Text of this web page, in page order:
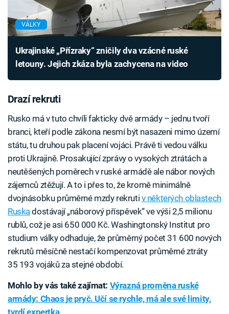
VÁLKY
Ukrajinské „Přízraky“ zničily dva vzácné ruské
letouny. Jejich zkáza byla zachycena na video
Drazí rekruti
Rusko má v tuto chvíli fakticky dvě armády – jednu tvoří
branci, kteří podle zákona nesmí být nasazeni mimo území
státu, tu druhou pak placení vojáci. Právě ti vedou válku
proti Ukrajině. Prosakující zprávy o vysokých ztrátách a
neutěšených poměrech v ruské armádě ale nábor nových
zájemců ztěžují. A to i přes to, že kromě minimálně
dvojnásobku průměrné mzdy rekruti v některých oblastech
Ruska dostávají „náborový příspěvek“ ve výši 2,5 milionu
rublů, což je asi 650 000 Kč. Washingtonský Institut pro
studium války odhaduje, že průměrný počet 31 600 nových
rekrutů měsíčně nestačí kompenzovat průměrné ztráty
35 193 vojáků za stejné období.
Mohlo by vás také zajímat: Výrazná proměna ruské
armády: Chaos je pryč. Učí se rychle, má ale své limity,
tvrdí expertka